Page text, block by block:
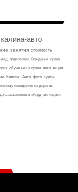
калина-авто
занятия стоимость
мед. подготовка Вождение права
обучение на права авто акция
Калина - Авто фото курсы
поведению на дорогах
экзаменов в гибдд мотоцикл